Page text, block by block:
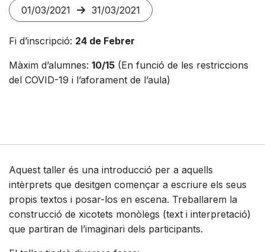
01/03/2021 31/03/2021
Fi d’inscripció: 24 de Febrer
Màxim d’alumnes: 10/15 (En funció de les restriccions
del COVID-19 i l’aforament de l’aula)
Aquest taller és una introducció per a aquells
intèrprets que desitgen començar a escriure els seus
propis textos i posar-los en escena. Treballarem la
construcció de xicotets monòlegs (text i interpretació)
que partiran de l’imaginari dels participants.